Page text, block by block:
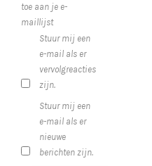
toe aan je e-
maillijst
Stuur mij een
e-mail als er
vervolgreacties
zijn.
Stuur mij een
e-mail als er
nieuwe
berichten zijn.